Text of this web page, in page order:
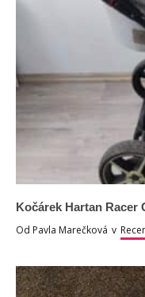
Kočárek Hartan Racer
Od Pavla Marečková v